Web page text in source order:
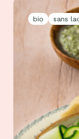
bio sans